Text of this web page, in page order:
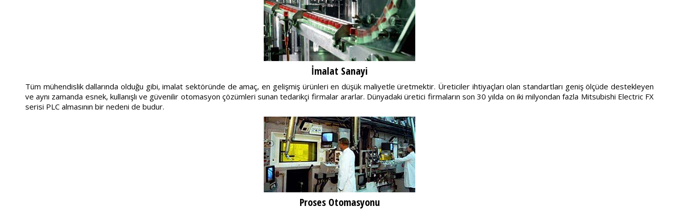
İmalat Sanayi
Tüm mühendislik dallarında olduğu gibi, imalat sektöründe de amaç, en gelişmiş ürünleri en düşük maliyetle üretmektir. Üreticiler ihtiyaçları olan standartları geniş ölçüde destekleyen
ve aynı zamanda esnek, kullanışlı ve güvenilir otomasyon çözümleri sunan tedarikçi firmalar ararlar. Dünyadaki üretici firmaların son 30 yılda on iki milyondan fazla Mitsubishi Electric FX
serisi PLC almasının bir nedeni de budur.
Proses Otomasyonu